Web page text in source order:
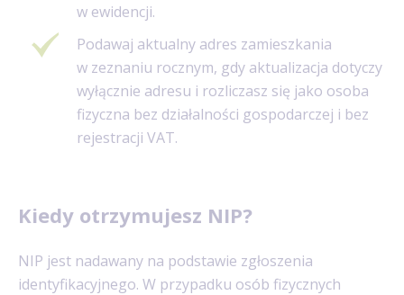
w ewidencji.
Podawaj aktualny adres zamieszkania
w zeznaniu rocznym, gdy aktualizacja dotyczy
wyłącznie adresu i rozliczasz się jako osoba
fizyczna bez działalności gospodarczej i bez
rejestracji VAT.
Kiedy otrzymujesz NIP?
NIP jest nadawany na podstawie zgłoszenia
identyfikacyjnego. W przypadku osób fizycznych